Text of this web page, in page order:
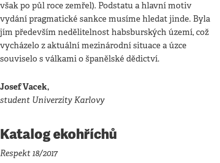
však po půl roce zemřel). Podstatu a hlavní motiv
vydání pragmatické sankce musíme hledat jinde. Byla
jím především nedělitelnost habsburských území, což
vycházelo z aktuální mezinárodní situace a úzce
souviselo s válkami o španělské dědictví.
Josef Vacek,
student Univerzity Karlovy
Katalog ekohříchů
Respekt 18/2017